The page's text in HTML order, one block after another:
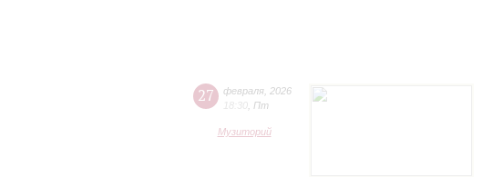
27 февраля 2026
18:30 Пт
Музиторий